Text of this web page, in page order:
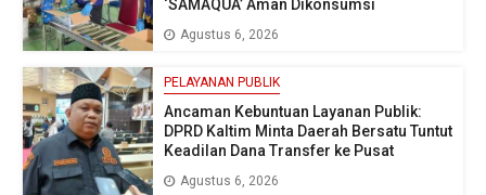
‘SAMAQUA’ Aman Dikonsumsi
Agustus 6, 2026
PELAYANAN PUBLIK
Ancaman Kebuntuan Layanan Publik:
DPRD Kaltim Minta Daerah Bersatu Tuntut
Keadilan Dana Transfer ke Pusat
Agustus 6, 2026